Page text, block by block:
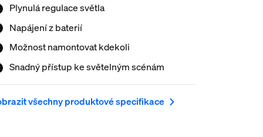
Plynulá regulace světla
Napájení z baterií
Možnost namontovat kdekoli
Snadný přístup ke světelným scénám
všechny produktové specifikace